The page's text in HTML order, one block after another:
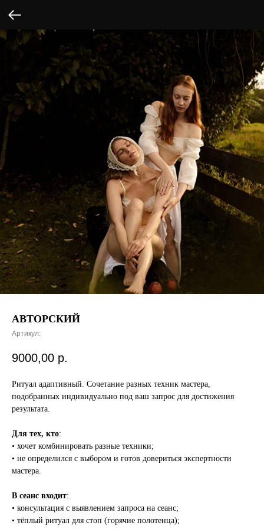
АВТОРСКИЙ
Артикул:
9000,00 р.
Ритуал адаптивный. Сочетание разных техник мастера,
подобранных индивидуально под ваш запрос для достижения
результата.
Для тех, кто:
• хочет комбинировать разные техники;
• не определился с выбором и готов довериться экспертности
мастера.
В сеанс входит:
• консультация с выявлением запроса на сеанс;
• тёплый ритуал для стоп (горячие полотенца);